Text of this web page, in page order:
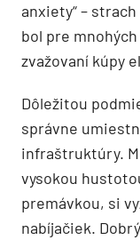
anxiety“ –
bol pre
zvažovaní kúpy
Dôležitou
správne
infraštruktúry.
vysokou
premávkou, si
nabíjačiek.